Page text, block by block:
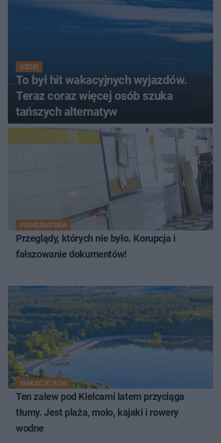
SZOK!
To był hit wakacyjnych wyjazdów.
Teraz coraz więcej osób szuka
tańszych alternatyw
PROKURATURA
Przeglądy, których nie było. Korupcja i
fałszowanie dokumentów!
WAKACJE 2026
Ten zalew pod Kielcami latem przyciąga
tłumy. Jest plaża, molo, kajaki i rowery
wodne